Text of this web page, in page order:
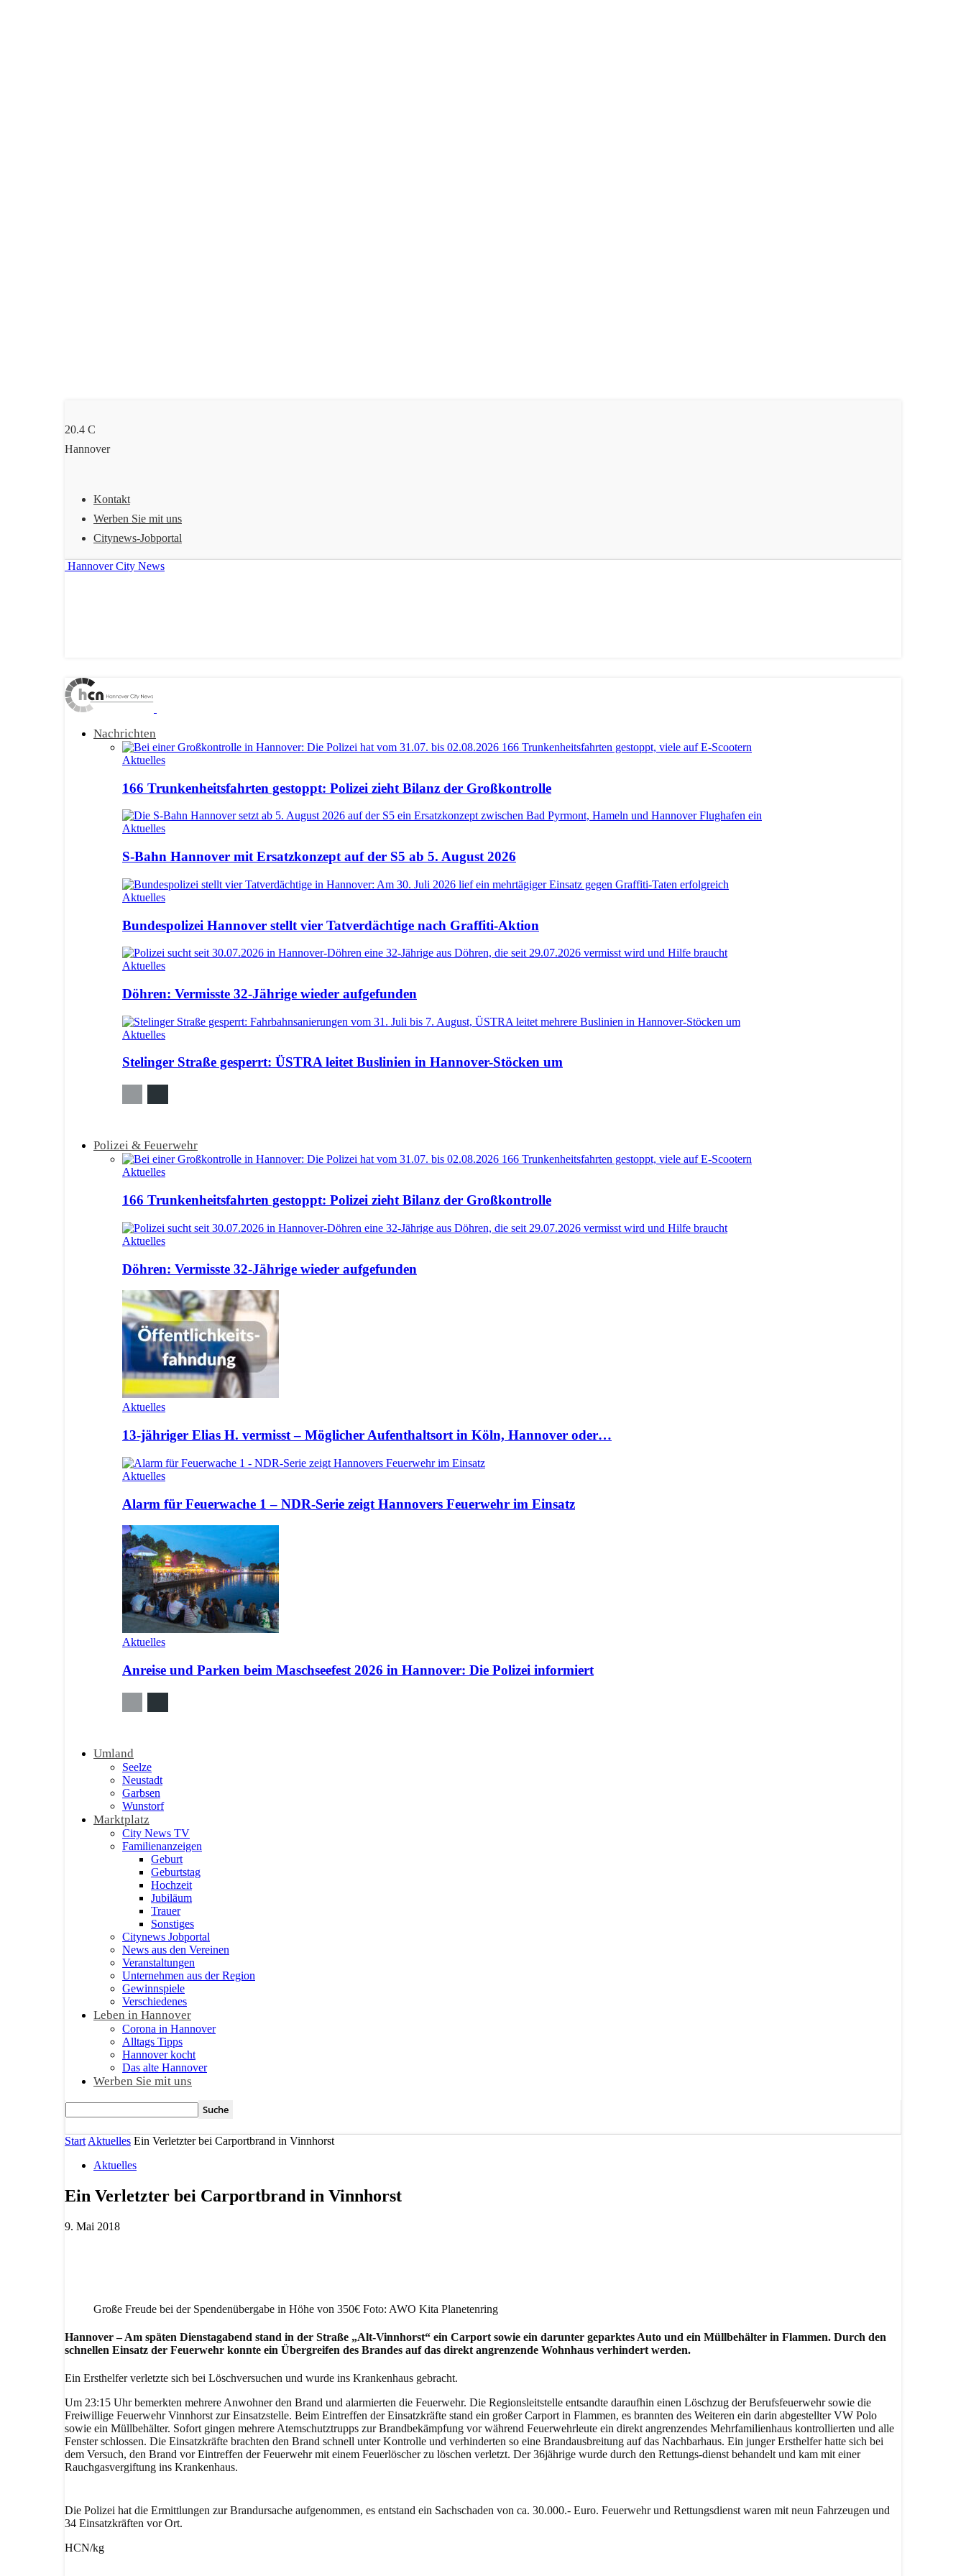
20.4 C
Hannover
Kontakt
Werben Sie mit uns
Citynews-Jobportal
Hannover City News
Nachrichten
Aktuelles
166 Trunkenheitsfahrten gestoppt: Polizei zieht Bilanz der Großkontrolle
Aktuelles
S-Bahn Hannover mit Ersatzkonzept auf der S5 ab 5. August 2026
Aktuelles
Bundespolizei Hannover stellt vier Tatverdächtige nach Graffiti-Aktion
Aktuelles
Döhren: Vermisste 32-Jährige wieder aufgefunden
Aktuelles
Stelinger Straße gesperrt: ÜSTRA leitet Buslinien in Hannover-Stöcken um
Polizei & Feuerwehr
Aktuelles
166 Trunkenheitsfahrten gestoppt: Polizei zieht Bilanz der Großkontrolle
Aktuelles
Döhren: Vermisste 32-Jährige wieder aufgefunden
Aktuelles
13-jähriger Elias H. vermisst – Möglicher Aufenthaltsort in Köln, Hannover oder…
Aktuelles
Alarm für Feuerwache 1 – NDR-Serie zeigt Hannovers Feuerwehr im Einsatz
Aktuelles
Anreise und Parken beim Maschseefest 2026 in Hannover: Die Polizei informiert
Umland
Seelze
Neustadt
Garbsen
Wunstorf
Marktplatz
City News TV
Familienanzeigen
Geburt
Geburtstag
Hochzeit
Jubiläum
Trauer
Sonstiges
Citynews Jobportal
News aus den Vereinen
Veranstaltungen
Unternehmen aus der Region
Gewinnspiele
Verschiedenes
Leben in Hannover
Corona in Hannover
Alltags Tipps
Hannover kocht
Das alte Hannover
Werben Sie mit uns
Start Aktuelles Ein Verletzter bei Carportbrand in Vinnhorst
Aktuelles
Ein Verletzter bei Carportbrand in Vinnhorst
9. Mai 2018
Große Freude bei der Spendenübergabe in Höhe von 350€ Foto: AWO Kita Planetenring
Hannover – Am späten Dienstagabend stand in der Straße „Alt-Vinnhorst“ ein Carport sowie ein darunter geparktes Auto und ein Müllbehälter in Flammen. Durch den
schnellen Einsatz der Feuerwehr konnte ein Übergreifen des Brandes auf das direkt angrenzende Wohnhaus verhindert werden.
Ein Ersthelfer verletzte sich bei Löschversuchen und wurde ins Krankenhaus gebracht.
Um 23:15 Uhr bemerkten mehrere Anwohner den Brand und alarmierten die Feuerwehr. Die Regionsleitstelle entsandte daraufhin einen Löschzug der Berufsfeuerwehr sowie die
Freiwillige Feuerwehr Vinnhorst zur Einsatzstelle. Beim Eintreffen der Einsatzkräfte stand ein großer Carport in Flammen, es brannten des Weiteren ein darin abgestellter VW Polo
sowie ein Müllbehälter. Sofort gingen mehrere Atemschutztrupps zur Brandbekämpfung vor während Feuerwehrleute ein direkt angrenzendes Mehrfamilienhaus kontrollierten und alle
Fenster schlossen. Die Einsatzkräfte brachten den Brand schnell unter Kontrolle und verhinderten so eine Brandausbreitung auf das Nachbarhaus. Ein junger Ersthelfer hatte sich bei
dem Versuch, den Brand vor Eintreffen der Feuerwehr mit einem Feuerlöscher zu löschen verletzt. Der 36jährige wurde durch den Rettungs-dienst behandelt und kam mit einer
Rauchgasvergiftung ins Krankenhaus.
Die Polizei hat die Ermittlungen zur Brandursache aufgenommen, es entstand ein Sachschaden von ca. 30.000.- Euro. Feuerwehr und Rettungsdienst waren mit neun Fahrzeugen und
34 Einsatzkräften vor Ort.
HCN/kg